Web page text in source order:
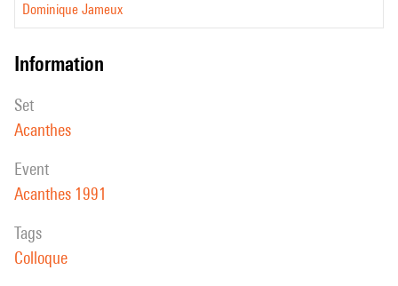
Dominique Jameux
information
set
Acanthes
event
Acanthes 1991
Tags
Colloque